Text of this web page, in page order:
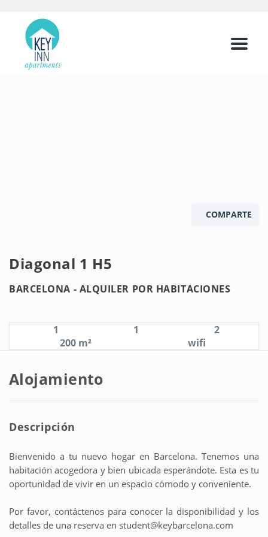
Menu
COMPARTE
Diagonal 1 H5
BARCELONA - ALQUILER POR HABITACIONES
1 1
2
200 m²
wifi
Alojamiento
Descripción
Bienvenido a tu nuevo hogar en Barcelona. Tenemos una
habitación acogedora y bien ubicada esperándote. Esta es tu
oportunidad de vivir en un espacio cómodo y conveniente.
Por favor, contáctenos para conocer la disponibilidad y los
detalles de una reserva en student@keybarcelona.com